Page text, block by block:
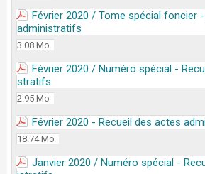
Février 2020 / Tome spécial foncier
administratifs
3.08 Mo
Février 2020 / Numéro spécial -
stratifs
2.95 Mo
Février 2020 - Recueil des actes
18.74 Mo
Janvier 2020 / Numéro spécial -